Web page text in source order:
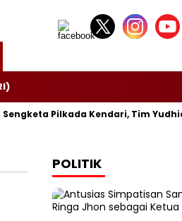
Sengketa Pilkada Kendari, Tim
POLITIK